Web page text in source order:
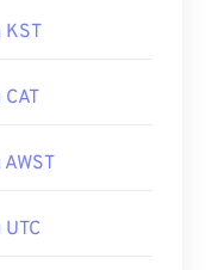
KST
CAT
AWST
UTC